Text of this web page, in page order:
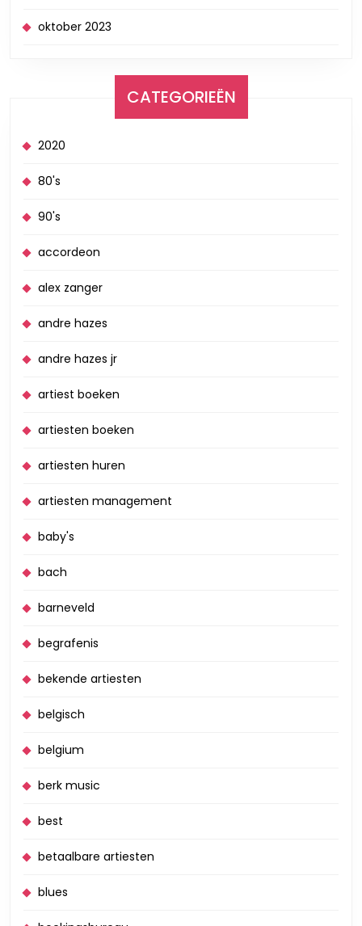
oktober 2023
CATEGORIEËN
2020
80's
90's
accordeon
alex zanger
andre hazes
andre hazes jr
artiest boeken
artiesten boeken
artiesten huren
artiesten management
baby's
bach
barneveld
begrafenis
bekende artiesten
belgisch
belgium
berk music
best
betaalbare artiesten
blues